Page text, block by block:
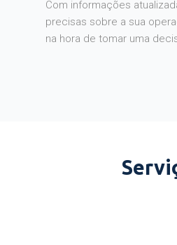
precisas sobre a sua
na hora de tomar uma